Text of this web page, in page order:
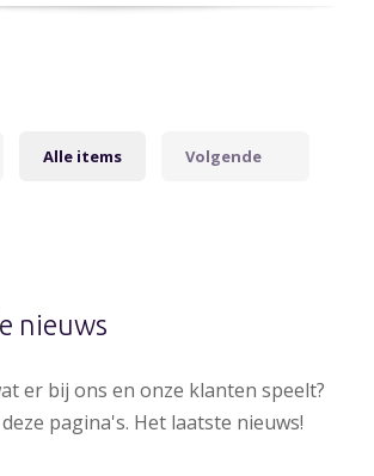
Alle items Volgende
nieuws
er bij ons en onze klanten speelt?
pagina's. Het laatste nieuws!